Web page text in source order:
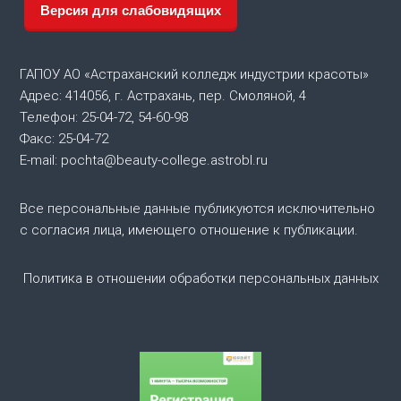
а
ц
и
я
о
з
Версия для слабовидящих
ГАПОУ АО «Астраханский колледж индустрии красоты»
Адрес: 414056, г. Астрахань, пер. Смоляной, 4
Телефон: 25-04-72, 54-60-98
Факс: 25-04-72
E-mail: pochta@beauty-college.astrobl.ru
Все персональные данные публикуются исключительно
с согласия лица, имеющего отношение к публикации.
Политика в отношении обработки персональных данных